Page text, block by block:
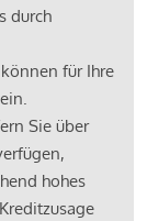
durch
können für Ihre
Sie über
hohes